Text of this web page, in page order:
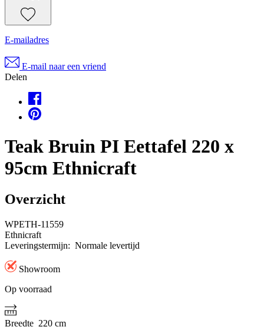
E-mailadres
E-mail naar een vriend
Delen
Teak Bruin PI Eettafel 220 x
95cm Ethnicraft
Overzicht
WPETH-11559
Ethnicraft
Leveringstermijn: Normale levertijd
Showroom
Op voorraad
Breedte 220 cm